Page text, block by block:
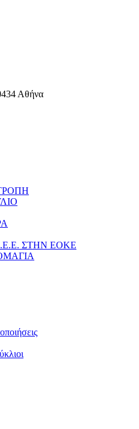
Αθήνα
ΣΤΗΝ ΕΟΚΕ